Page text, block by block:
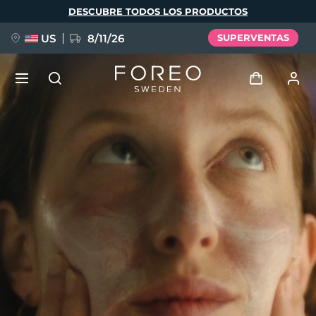
DESCUBRE TODOS LOS PRODUCTOS
US 8/11/26 SUPERVENTAS
Iniciar sesión
Perfil de usuario
Mis dispositivos
Mis pedidos
Mis direcciones
Mis suscripciones
FAQ™ Pure Beauty-Tech Elixir
BREAKING NEWS
issa™ Teeth Whitening Set
Español
Français
Polski
Русский
Türkçe
繁體中文